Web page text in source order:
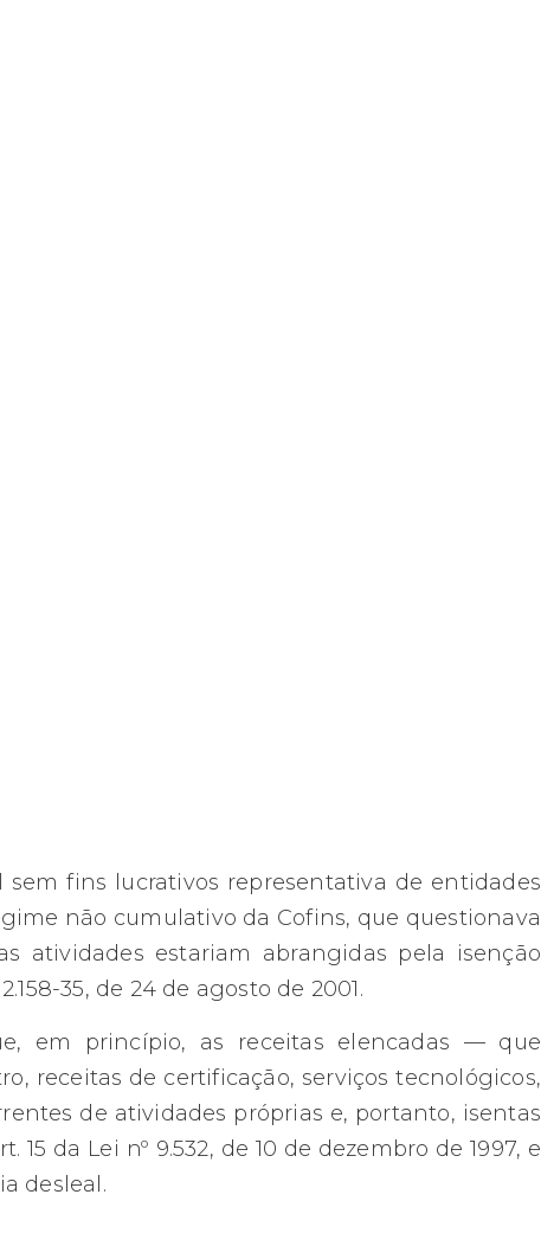
fins lucrativos representativa de entidades
não cumulativo da Cofins, que questionava
atividades estariam abrangidas pela isenção
35, de 24 de agosto de 2001.
em princípio, as receitas elencadas — que
receitas de certificação, serviços tecnológicos,
de atividades próprias e, portanto, isentas
da Lei nº 9.532, de 10 de dezembro de 1997, e
desleal.